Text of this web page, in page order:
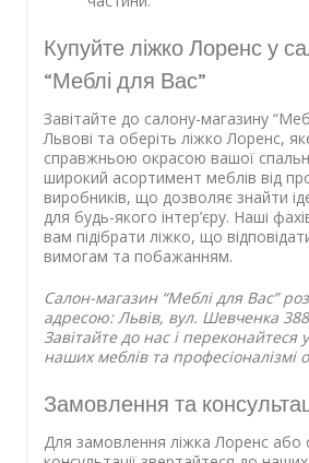
Купуйте ліжко Лоренс у
“Меблі для Вас”
Завітайте до салону-магазину
Львові та оберіть ліжко Лоренс,
справжньою окрасою вашої
широкий асортимент меблів від
виробників, що дозволяє знайти
для будь-якого інтер’єру. Наші
вам підібрати ліжко, що
вимогам та побажанням.
Салон-магазин “Меблі для Вас”
адресою: Львів, вул. Шевченка
Завітайте до нас і переконайтеся
наших меблів та професіоналізмі
Замовлення та
Для замовлення ліжка Лоренс або